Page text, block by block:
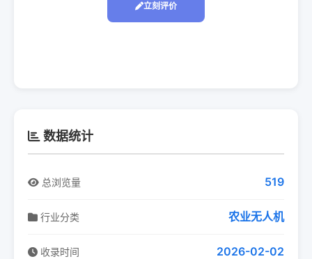
立刻评价
数据统计
总浏览量 519
行业分类 农业无人机
收录时间 2026-02-02